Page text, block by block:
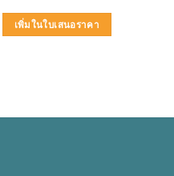
เพิ่มในใบเสนอราคา